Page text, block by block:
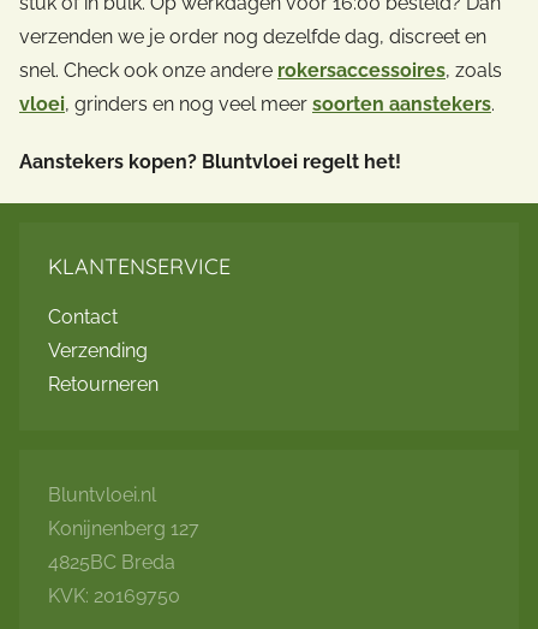
verzenden we je order nog dezelfde dag, discreet en
snel. Check ook onze andere rokersaccessoires, zoals
vloei, grinders en nog veel meer soorten aanstekers.
Aanstekers kopen? Bluntvloei regelt het!
KLANTENSERVICE
Contact
Verzending
Retourneren
Bluntvloei.nl
Konijnenberg 127
4825BC Breda
KVK: 20169750